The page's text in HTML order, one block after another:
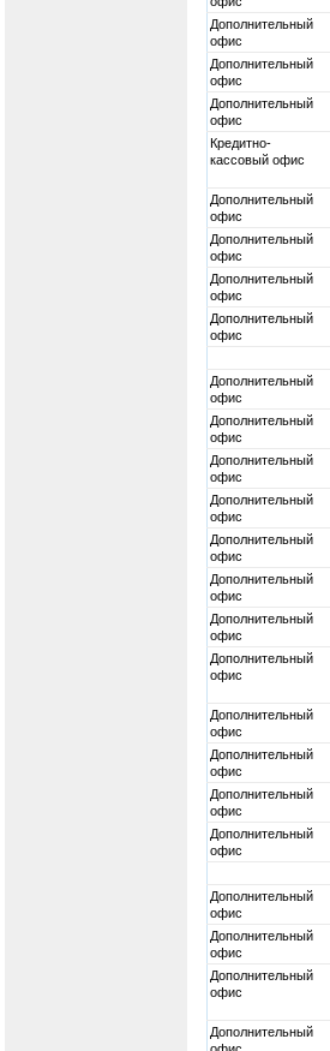
Дополнительный
офис
Дополнительный
офис
Дополнительный
офис
Кредитно-
кассовый офис
Дополнительный
офис
Дополнительный
офис
Дополнительный
офис
Дополнительный
офис
Дополнительный
офис
Дополнительный
офис
Дополнительный
офис
Дополнительный
офис
Дополнительный
офис
Дополнительный
офис
Дополнительный
офис
Дополнительный
офис
Дополнительный
офис
Дополнительный
офис
Дополнительный
офис
Дополнительный
офис
Дополнительный
офис
Дополнительный
офис
Дополнительный
офис
Дополнительный